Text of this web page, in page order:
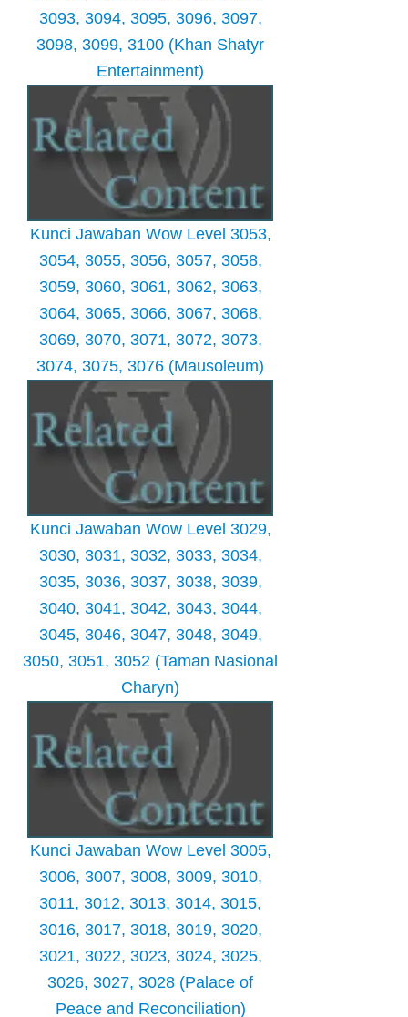
3093, 3094, 3095, 3096, 3097,
3098, 3099, 3100 (Khan Shatyr
Entertainment)
Kunci Jawaban Wow Level 3053,
3054, 3055, 3056, 3057, 3058,
3059, 3060, 3061, 3062, 3063,
3064, 3065, 3066, 3067, 3068,
3069, 3070, 3071, 3072, 3073,
3074, 3075, 3076 (Mausoleum)
Kunci Jawaban Wow Level 3029,
3030, 3031, 3032, 3033, 3034,
3035, 3036, 3037, 3038, 3039,
3040, 3041, 3042, 3043, 3044,
3045, 3046, 3047, 3048, 3049,
3050, 3051, 3052 (Taman Nasional
Charyn)
Kunci Jawaban Wow Level 3005,
3006, 3007, 3008, 3009, 3010,
3011, 3012, 3013, 3014, 3015,
3016, 3017, 3018, 3019, 3020,
3021, 3022, 3023, 3024, 3025,
3026, 3027, 3028 (Palace of
Peace and Reconciliation)